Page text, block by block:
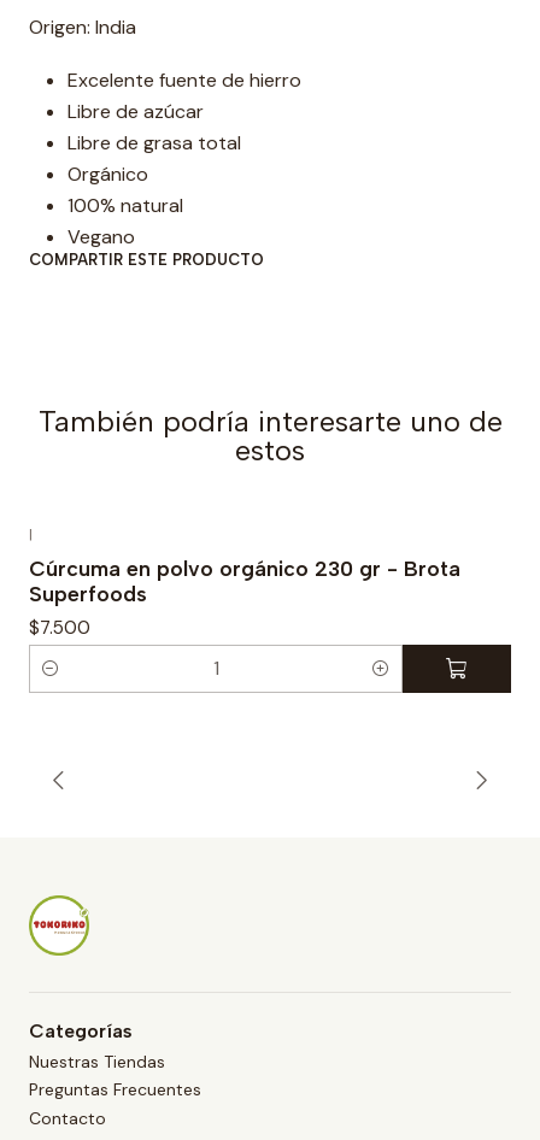
Origen: India
Excelente fuente de hierro
Libre de azúcar
Libre de grasa total
Orgánico
100% natural
Vegano
COMPARTIR ESTE PRODUCTO
También podría interesarte uno de
estos
|
Cúrcuma en polvo orgánico 230 gr - Brota
Superfoods
$7.500
d
Categorías
Nuestras Tiendas
Preguntas Frecuentes
Contacto